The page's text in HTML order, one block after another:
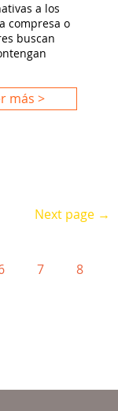
a los
compresa o
buscan
más >
Next page →
7
8